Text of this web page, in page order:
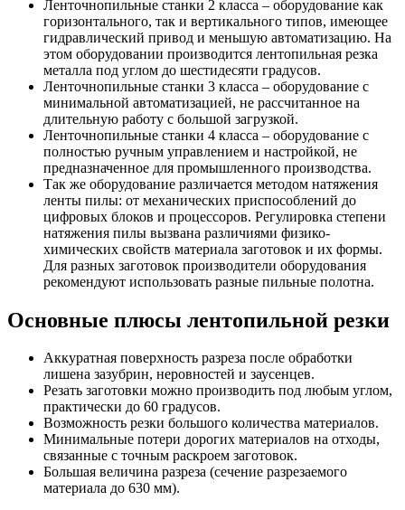
Ленточнопильные станки 2 класса – оборудование как
горизонтального, так и вертикального типов, имеющее
гидравлический привод и меньшую автоматизацию. На
этом оборудовании производится лентопильная резка
металла под углом до шестидесяти градусов.
Ленточнопильные станки 3 класса – оборудование с
минимальной автоматизацией, не рассчитанное на
длительную работу с большой загрузкой.
Ленточнопильные станки 4 класса – оборудование с
полностью ручным управлением и настройкой, не
предназначенное для промышленного производства.
Так же оборудование различается методом натяжения
ленты пилы: от механических приспособлений до
цифровых блоков и процессоров. Регулировка степени
натяжения пилы вызвана различиями физико-
химических свойств материала заготовок и их формы.
Для разных заготовок производители оборудования
рекомендуют использовать разные пильные полотна.
Основные плюсы лентопильной резки
Аккуратная поверхность разреза после обработки
лишена зазубрин, неровностей и заусенцев.
Резать заготовки можно производить под любым углом,
практически до 60 градусов.
Возможность резки большого количества материалов.
Минимальные потери дорогих материалов на отходы,
связанные с точным раскроем заготовок.
Большая величина разреза (сечение разрезаемого
материала до 630 мм).